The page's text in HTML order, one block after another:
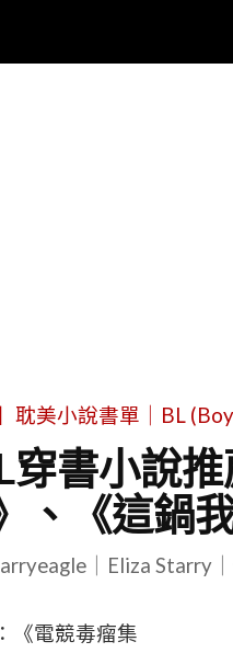
耽美小說書單｜BL
穿書小說
、《這鍋
｜Eliza Starry